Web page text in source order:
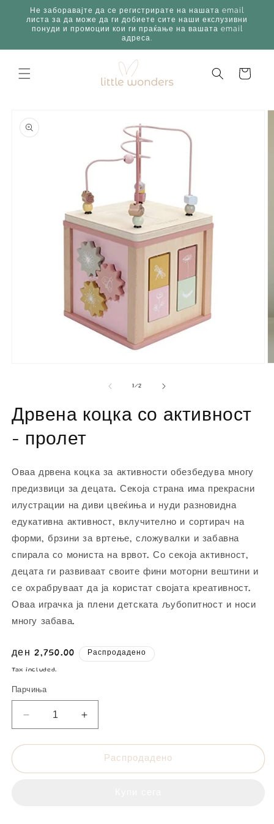
Skip to
content
Не заборавајте да се регистрирате на нашата email
листа за да може да ги добиете сите наши екслузивни
понуди и промоции кои ги праќање на вашата email
адреса.
Корпа
product
information
1/of
2
Дрвена коцка со активност
- пролет
Оваа дрвена коцка за активности обезбедува многу
предизвици за децата. Секоја страна има прекрасни
илустрации на диви цвеќиња и нуди разновидна
едукативна активност, вклучително и сортирач на
форми, брзини за вртење, сложувалки и забавна
спирала со мониста на врвот. Со секоја активност,
децата ги развиваат своите фини моторни вештини и
се охрабруваат да ја користат својата креативност.
Оваа играчка ја плени детската љубопитност и носи
многу забава.
Регуларна
цена
ден 2,750.00 Распродадено
Tax included.
Парчиња
Парчиња
Дрвена
коцка
активност
Парчиња
Дрвена
коцка
активност
Распродадено